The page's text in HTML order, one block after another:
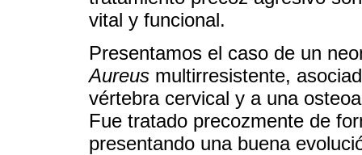
vital y funcional.
Presentamos el caso de un
Aureus multirresistente,
vértebra cervical y a una
Fue tratado precozmente de
presentando una buena